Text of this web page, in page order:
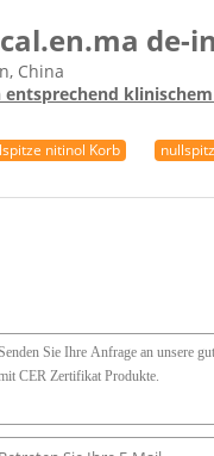
de-
China
nitinol Korb